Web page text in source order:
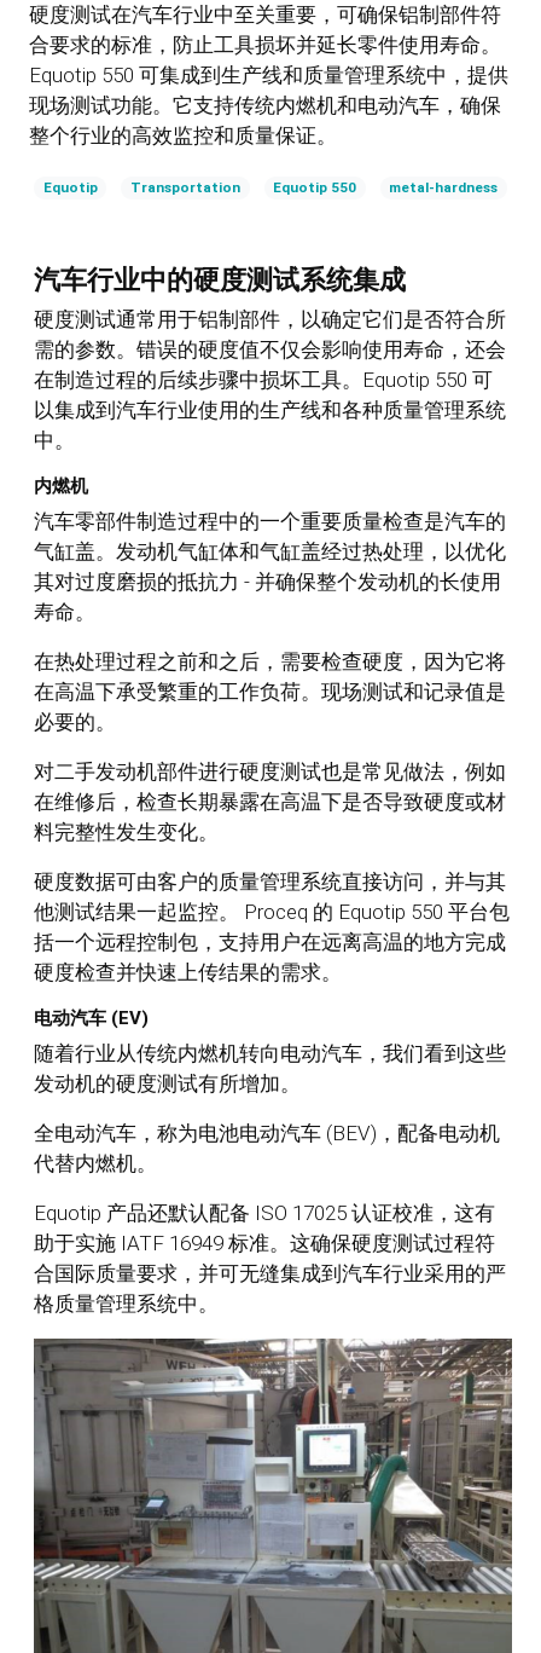
硬度测试在汽车行业中至关重要，可确保铝制部件符
合要求的标准，防止工具损坏并延长零件使用寿命。
Equotip 550 可集成到生产线和质量管理系统中，提供
现场测试功能。它支持传统内燃机和电动汽车，确保
整个行业的高效监控和质量保证。
Equotip Transportation Equotip 550 metal-hardness
汽车行业中的硬度测试系统集成
硬度测试通常用于铝制部件，以确定它们是否符合所
需的参数。错误的硬度值不仅会影响使用寿命，还会
在制造过程的后续步骤中损坏工具。Equotip 550 可
以集成到汽车行业使用的生产线和各种质量管理系统
中。
内燃机
汽车零部件制造过程中的一个重要质量检查是汽车的
气缸盖。发动机气缸体和气缸盖经过热处理，以优化
其对过度磨损的抵抗力 - 并确保整个发动机的长使用
寿命。
在热处理过程之前和之后，需要检查硬度，因为它将
在高温下承受繁重的工作负荷。现场测试和记录值是
必要的。
对二手发动机部件进行硬度测试也是常见做法，例如
在维修后，检查长期暴露在高温下是否导致硬度或材
料完整性发生变化。
硬度数据可由客户的质量管理系统直接访问，并与其
他测试结果一起监控。 Proceq 的 Equotip 550 平台包
括一个远程控制包，支持用户在远离高温的地方完成
硬度检查并快速上传结果的需求。
电动汽车 (EV)
随着行业从传统内燃机转向电动汽车，我们看到这些
发动机的硬度测试有所增加。
全电动汽车，称为电池电动汽车 (BEV)，配备电动机
代替内燃机。
Equotip 产品还默认配备 ISO 17025 认证校准，这有
助于实施 IATF 16949 标准。这确保硬度测试过程符
合国际质量要求，并可无缝集成到汽车行业采用的严
格质量管理系统中。